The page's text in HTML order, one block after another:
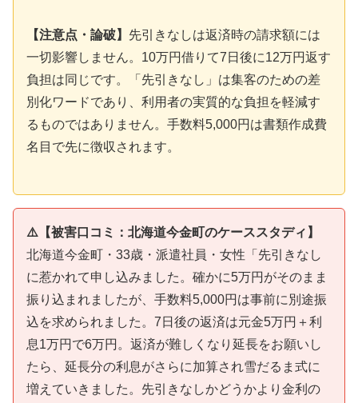
【注意点・論破】 先引きなしは返済時の請求額には
一切影響しません。10万円借りて7日後に12万円返す
負担は同じです。「先引きなし」は集客のための差
別化ワードであり、利用者の実質的な負担を軽減す
るものではありません。手数料5,000円は書類作成費
名目で先に徴収されます。
⚠️【被害口コミ：北海道今金町のケーススタディ】
北海道今金町・33歳・派遣社員・女性「先引きなし
に惹かれて申し込みました。確かに5万円がそのまま
振り込まれましたが、手数料5,000円は事前に別途振
込を求められました。7日後の返済は元金5万円＋利
息1万円で6万円。返済が難しくなり延長をお願いし
たら、延長分の利息がさらに加算され雪だるま式に
増えていきました。先引きなしかどうかより金利の